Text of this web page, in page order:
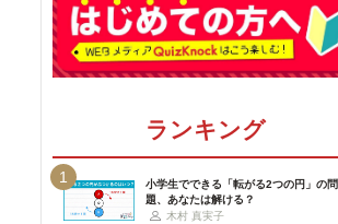
ランキング
1
小学生でできる「転がる2つの円」の問
題、あなたは解ける？
木村 真実子